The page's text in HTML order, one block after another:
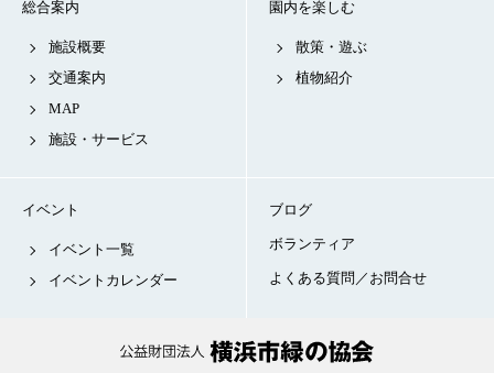
総合案内
施設概要
交通案内
MAP
施設・サービス
園内を楽しむ
散策・遊ぶ
植物紹介
イベント
イベント一覧
イベントカレンダー
ブログ
ボランティア
よくある質問／お問合せ